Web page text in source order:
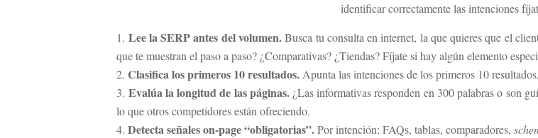
identificar correctamente las intenciones
Lee la SERP antes del volumen.Busca tu consulta en internet, la que quieres que el
que te muestran el paso a paso? ¿Comparativas? ¿Tiendas? Fíjate si hay algún elemento
Clasifica los primeros 10 resultados. Apunta las intenciones de los primeros 10
Evalúa la longitud de las páginas.¿Las informativas responden en 300 palabras o son
lo que otros competidores están ofreciendo.
Detecta señales on-page “obligatorias”.Por intención: FAQs, tablas, comparadores,